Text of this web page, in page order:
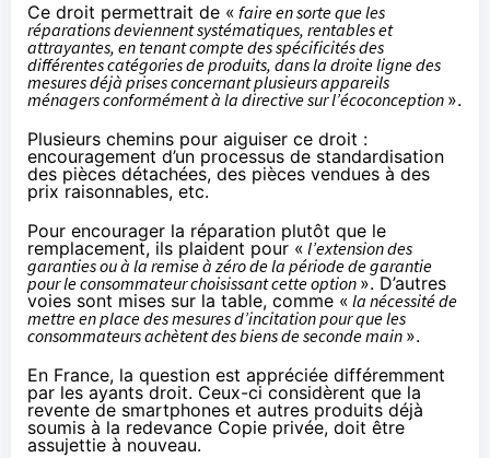
Ce droit permettrait de « faire en sorte que les
réparations deviennent systématiques, rentables et
attrayantes, en tenant compte des spécificités des
différentes catégories de produits, dans la droite ligne des
mesures déjà prises concernant plusieurs appareils
ménagers conformément à la directive sur l’écoconception ».
Plusieurs chemins pour aiguiser ce droit :
encouragement d’un processus de standardisation
des pièces détachées, des pièces vendues à des
prix raisonnables, etc.
Pour encourager la réparation plutôt que le
remplacement, ils plaident pour « l’extension des
garanties ou à la remise à zéro de la période de garantie
pour le consommateur choisissant cette option ». D’autres
voies sont mises sur la table, comme « la nécessité de
mettre en place des mesures d’incitation pour que les
consommateurs achètent des biens de seconde main ».
En France, la question est appréciée différemment
par les ayants droit. Ceux-ci considèrent que la
revente de smartphones et autres produits déjà
soumis à la redevance Copie privée, doit être
assujettie à nouveau.